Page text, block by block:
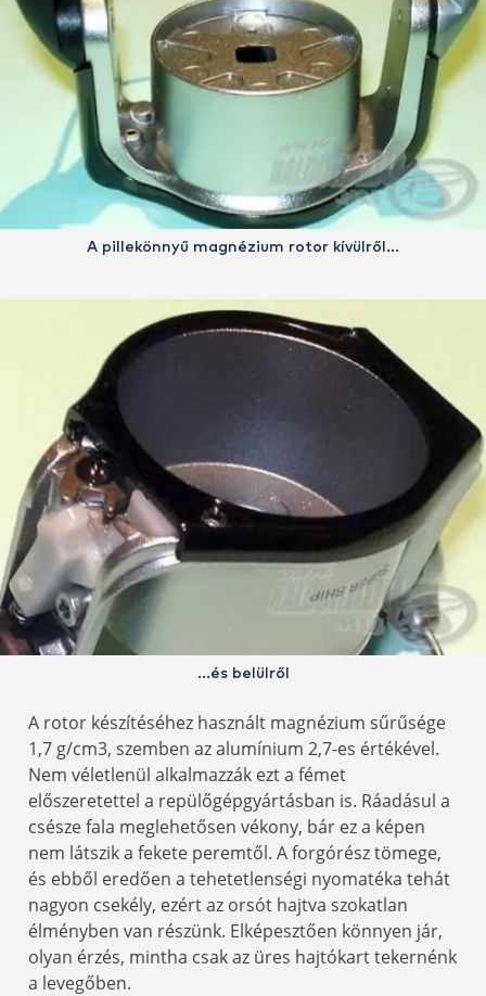
A pillekönnyű magnézium rotor kívülről...
...és belülről
A rotor készítéséhez használt magnézium sűrűsége
1,7 g/cm3, szemben az alumínium 2,7-es értékével.
Nem véletlenül alkalmazzák ezt a fémet
előszeretettel a repülőgépgyártásban is. Ráadásul a
csésze fala meglehetősen vékony, bár ez a képen
nem látszik a fekete peremtől. A forgórész tömege,
és ebből eredően a tehetetlenségi nyomatéka tehát
nagyon csekély, ezért az orsót hajtva szokatlan
élményben van részünk. Elképesztően könnyen jár,
olyan érzés, mintha csak az üres hajtókart tekernénk
a levegőben.